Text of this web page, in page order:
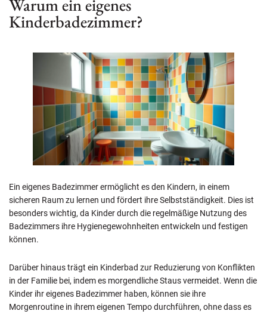
Warum ein eigenes
Kinderbadezimmer?
Ein eigenes Badezimmer ermöglicht es den Kindern, in einem
sicheren Raum zu lernen und fördert ihre Selbstständigkeit. Dies ist
besonders wichtig, da Kinder durch die regelmäßige Nutzung des
Badezimmers ihre Hygienegewohnheiten entwickeln und festigen
können.
Darüber hinaus trägt ein Kinderbad zur Reduzierung von Konflikten
in der Familie bei, indem es morgendliche Staus vermeidet. Wenn die
Kinder ihr eigenes Badezimmer haben, können sie ihre
Morgenroutine in ihrem eigenen Tempo durchführen, ohne dass es